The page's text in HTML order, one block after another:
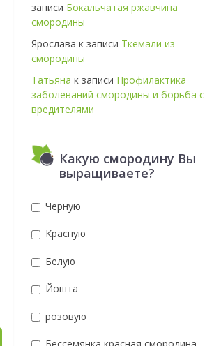
записи Бокальчатая ржавчина
смородины
Ярослава к записи Ткемали из
смородины
Татьяна к записи Профилактика
заболеваний смородины и борьба с
вредителями
Какую смородину Вы
выращиваете?
Черную
Красную
Белую
Йошта
розовую